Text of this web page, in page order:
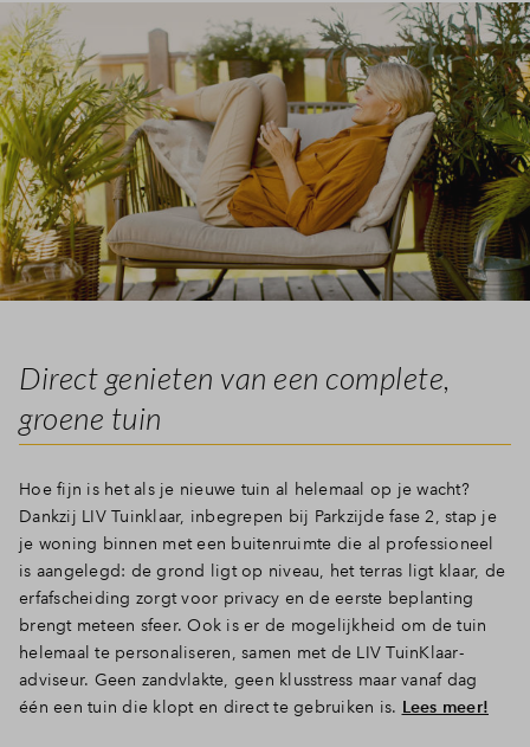
Direct genieten van een complete,
groene tuin
Hoe fijn is het als je nieuwe tuin al helemaal op je wacht?
Dankzij LIV Tuinklaar, inbegrepen bij Parkzijde fase 2, stap je
je woning binnen met een buitenruimte die al professioneel
is aangelegd: de grond ligt op niveau, het terras ligt klaar, de
erfafscheiding zorgt voor privacy en de eerste beplanting
brengt meteen sfeer. Ook is er de mogelijkheid om de tuin
helemaal te personaliseren, samen met de LIV TuinKlaar-
adviseur. Geen zandvlakte, geen klusstress maar vanaf dag
één een tuin die klopt en direct te gebruiken is. Lees meer!